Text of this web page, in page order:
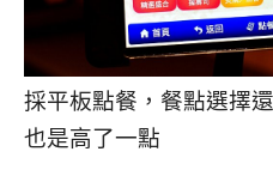
採平板點餐，餐點選擇
也是高了一點